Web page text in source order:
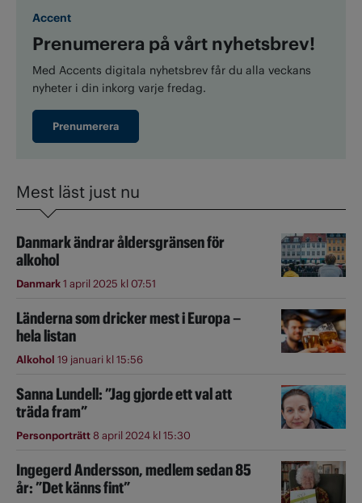
Accent
Prenumerera på vårt nyhetsbrev!
Med Accents digitala nyhetsbrev får du alla veckans
nyheter i din inkorg varje fredag.
Prenumerera
Mest läst just nu
Danmark ändrar åldersgränsen för
alkohol
Danmark1 april 2025 kl 07:51
Länderna som dricker mest i Europa –
hela listan
Alkohol 19 januari kl 15:56
Sanna Lundell: ”Jag gjorde ett val att
träda fram”
Personporträtt8 april 2024 kl 15:30
Ingegerd Andersson, medlem sedan 85
år: ”Det känns fint”